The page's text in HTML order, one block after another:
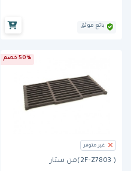
بائع موثق
50% خصم
غير متوفر
( 2F-Z7803)من ستار